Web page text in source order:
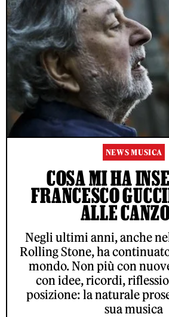
NEWS MUSICA
COSA MI HA
FRANCESCO
ALLE
Negli ultimi anni, anche
Rolling Stone, ha
mondo. Non più con
con idee, ricordi,
posizione: la naturale
sua musica